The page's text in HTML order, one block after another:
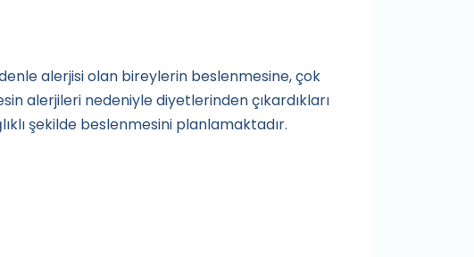
alerjisi olan bireylerin beslenmesine, çok
alerjileri nedeniyle diyetlerinden çıkardıkları
şekilde beslenmesini planlamaktadır.